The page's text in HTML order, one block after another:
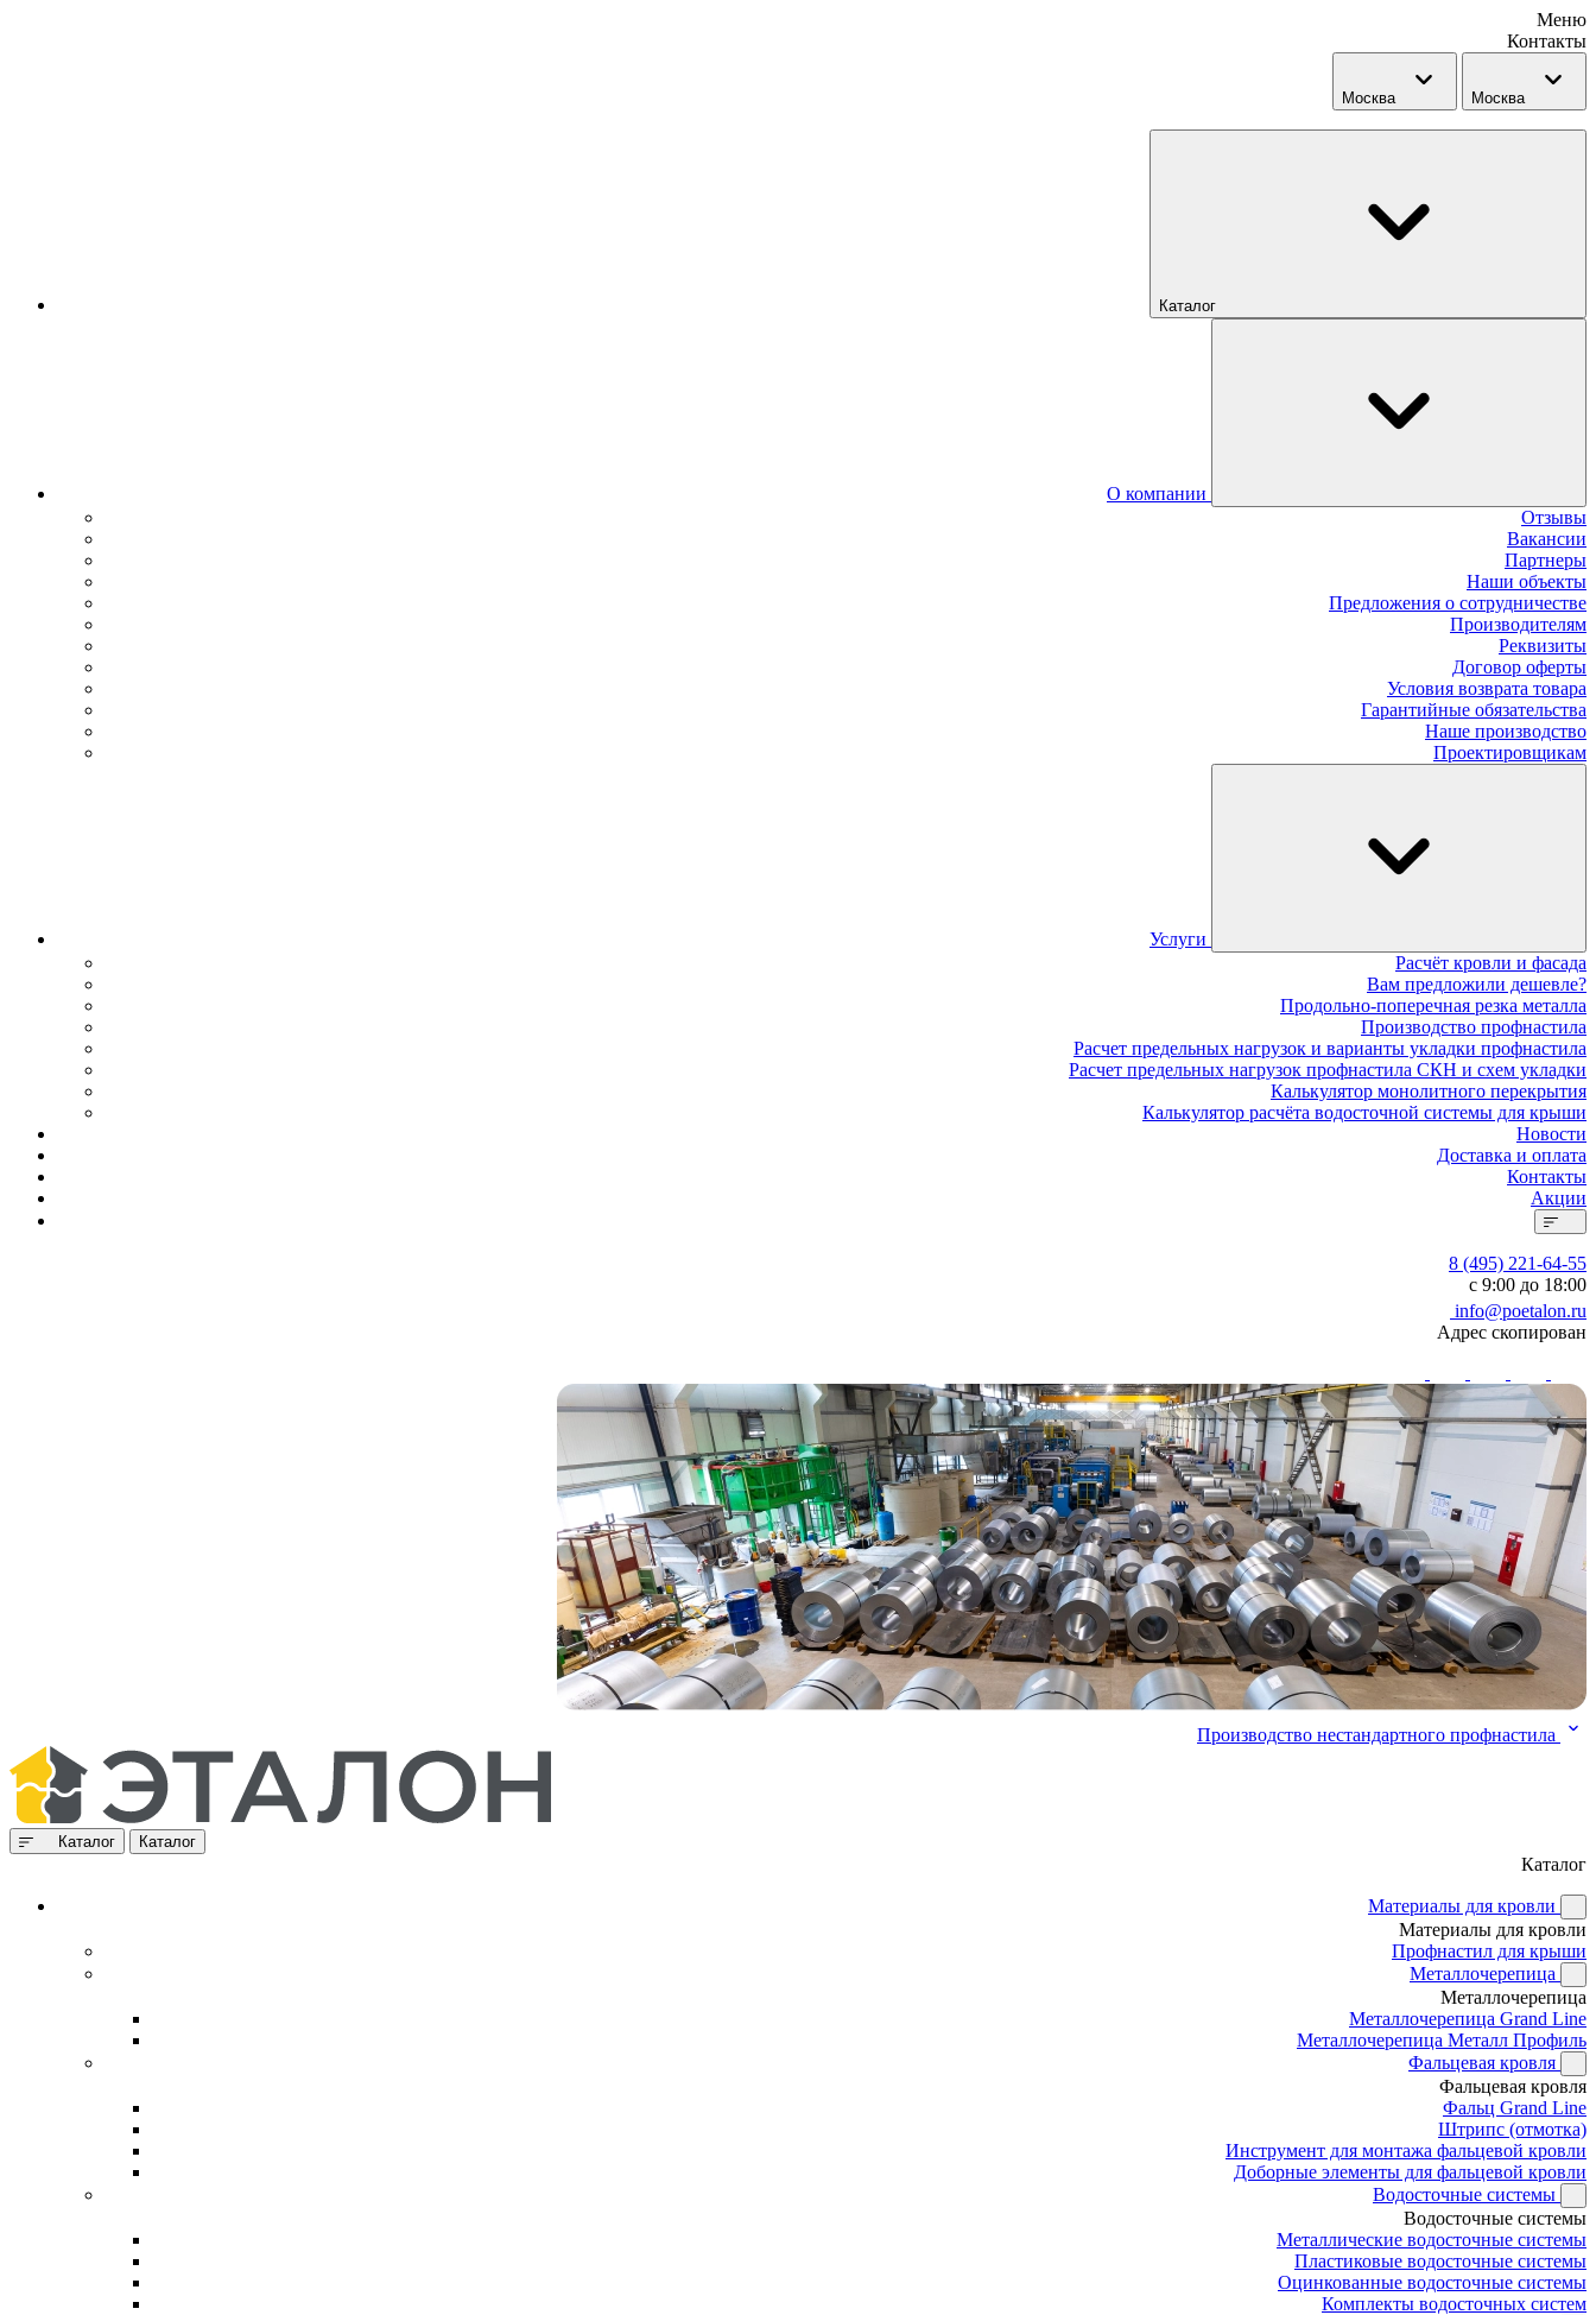
Меню
Контакты
Москва Москва
Каталог
О компании
Отзывы
Вакансии
Партнеры
Наши объекты
Предложения о сотрудничестве
Производителям
Реквизиты
Договор оферты
Условия возврата товара
Гарантийные обязательства
Наше производство
Проектировщикам
Услуги
Расчёт кровли и фасада
Вам предложили дешевле?
Продольно-поперечная резка металла
Производство профнастила
Расчет предельных нагрузок и варианты укладки профнастила
Расчет предельных нагрузок профнастила СКН и схем укладки
Калькулятор монолитного перекрытия
Калькулятор расчёта водосточной системы для крыши
Новости
Доставка и оплата
Контакты
Акции
8 (495) 221-64-55
с 9:00 до 18:00
info@poetalon.ru
Адрес скопирован
Производство нестандартного профнастила
Каталог Каталог
Каталог
Материалы для кровли
Материалы для кровли
Профнастил для крыши
Металлочерепица
Металлочерепица
Металлочерепица Grand Line
Металлочерепица Металл Профиль
Фальцевая кровля
Фальцевая кровля
Фальц Grand Line
Штрипс (отмотка)
Инструмент для монтажа фальцевой кровли
Доборные элементы для фальцевой кровли
Водосточные системы
Водосточные системы
Металлические водосточные системы
Пластиковые водосточные системы
Оцинкованные водосточные системы
Комплекты водосточных систем